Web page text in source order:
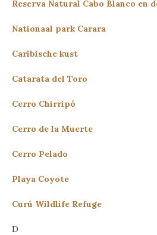
Reserva Natural Cabo Blanco en
Nationaal park Carara
Caribische kust
Catarata del Toro
Cerro Chirripó
Cerro de la Muerte
Cerro Pelado
Playa Coyote
Curú Wildlife Refuge
D